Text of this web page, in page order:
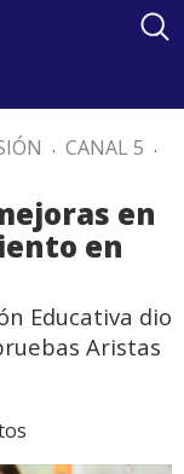
. CANAL 5 .
en
en
Educativa dio
Aristas